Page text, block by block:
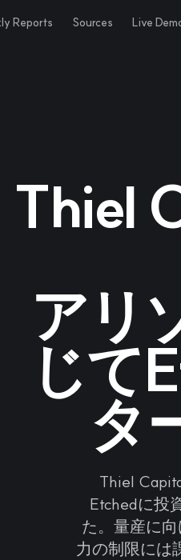
Reports Sources Live
Thiel
アリ
じて
タ
Thiel
Etchedに投
た。量産に
力の制限には